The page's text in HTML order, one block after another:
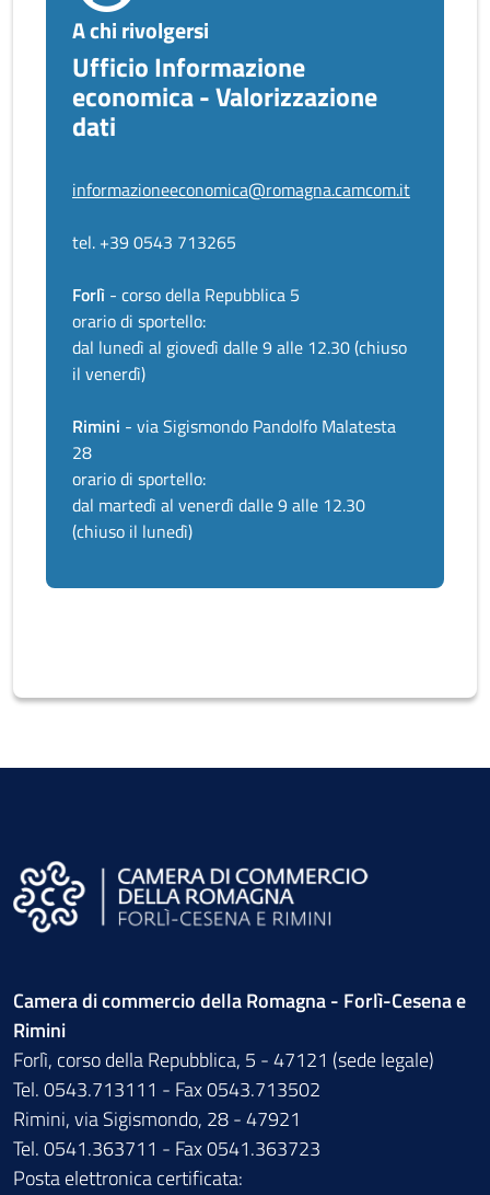
A chi rivolgersi
Ufficio Informazione
economica - Valorizzazione
dati
informazioneeconomica@romagna.camcom.it
tel. +39 0543 713265
Forlì - corso della Repubblica 5
orario di sportello:
dal lunedì al giovedì dalle 9 alle 12.30 (chiuso
il venerdì)
Rimini - via Sigismondo Pandolfo Malatesta
28
orario di sportello:
dal martedì al venerdì dalle 9 alle 12.30
(chiuso il lunedì)
Camera di commercio della Romagna - Forlì-Cesena e
Rimini
Forlì, corso della Repubblica, 5 - 47121 (sede legale)
Tel. 0543.713111 - Fax 0543.713502
Rimini, via Sigismondo, 28 - 47921
Tel. 0541.363711 - Fax 0541.363723
Posta elettronica certificata: